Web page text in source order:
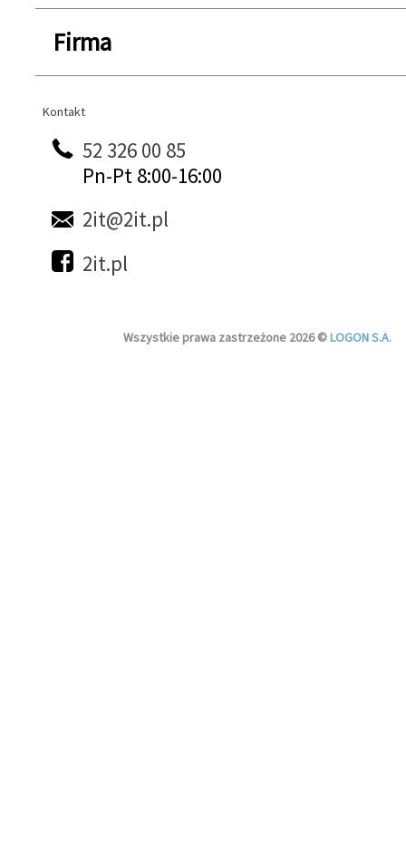
Firma
Kontakt
Kontakt
52 326 00 85
Pn-Pt 8:00-16:00
2it@2it.pl
2it.pl
Wszystkie prawa zastrzeżone 2026 ©LOGON S.A.